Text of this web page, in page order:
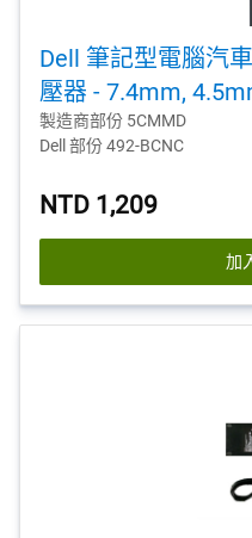
Dell 筆記型電腦汽
壓器 - 7.4mm,
製造商部份 5CMMD
Dell 部份 492-BCNC
NTD 1,209
加